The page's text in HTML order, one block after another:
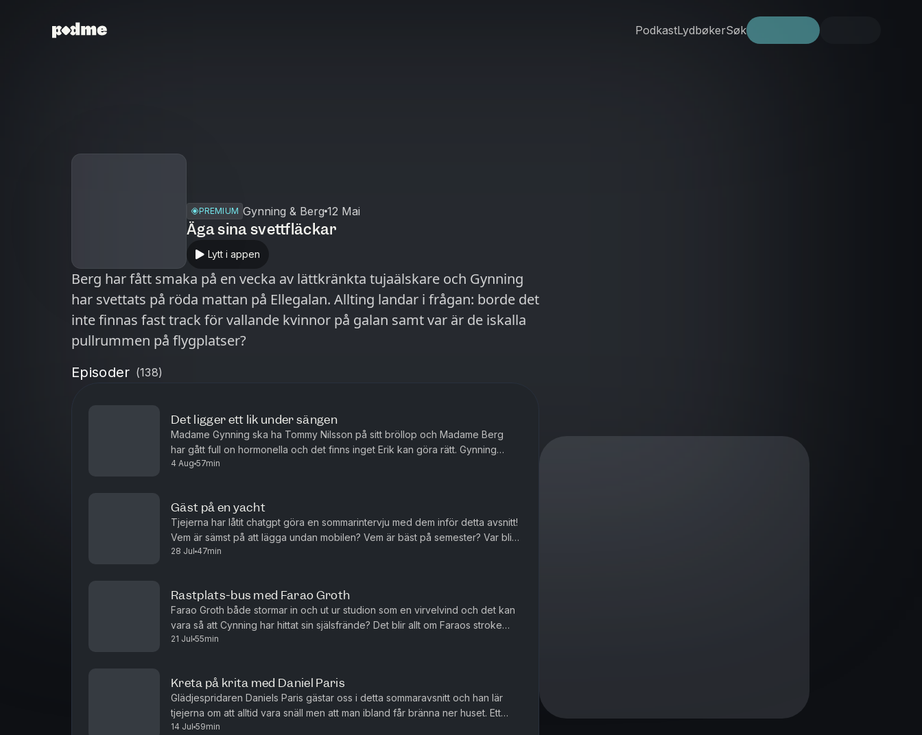
PodkastLydbøkerSøk
PREMIUM Gynning & Berg 12 Mai
Äga sina svettfläckar
Lytt i appen
Berg har fått smaka på en vecka av lättkränkta tujaälskare och Gynning
har svettats på röda mattan på Ellegalan. Allting landar i frågan: borde det
inte finnas fast track för vallande kvinnor på galan samt var är de iskalla
pullrummen på flygplatser?
Episoder (138)
Det ligger ett lik under sängen
Madame Gynning ska ha Tommy Nilsson på sitt bröllop och Madame Berg
har gått full on hormonella och det finns inget Erik kan göra rätt. Gynning
önskar hon på Amalfikusten men är i Kisa och Carina är p...
4 Aug 57min
Gäst på en yacht
Tjejerna har låtit chatgpt göra en sommarintervju med dem inför detta avsnitt!
Vem är sämst på att lägga undan mobilen? Vem är bäst på semester? Var blir
bäst på bilder? Har Gynning någonsin haft rygg...
28 Jul 47min
Rastplats-bus med Farao Groth
Farao Groth både stormar in och ut ur studion som en virvelvind och det kan
vara så att Cynning har hittat sin själsfrände? Det blir allt om Faraos stroke
och hans tejpade Goretex-hjärta men framföral...
21 Jul 55min
Kreta på krita med Daniel Paris
Glädjespridaren Daniels Paris gästar oss i detta sommaravsnitt och han lär
tjejerna om att alltid vara snäll men att man ibland får bränna ner huset. Ett
samtal som landar i förståelse för äldre kvinn...
14 Jul 59min